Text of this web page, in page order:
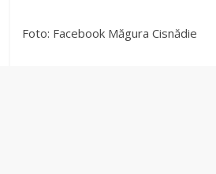
Foto: Facebook Măgura Cisnădie